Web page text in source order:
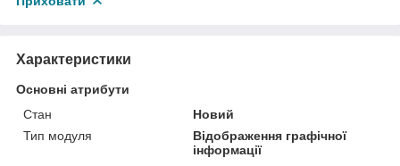
Характеристики
Основні атрибути
Стан
Новий
Тип модуля
Відображення графічної
інформації